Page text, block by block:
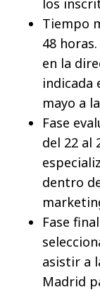
los
Tiempo
48
en la
indicada
mayo a
Fase
del 22 al
dentro
Fase
asistir a
Madrid